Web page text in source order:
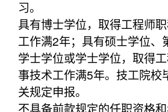
习。
具有博士学位，取得工程师
工作满2年；具有硕士学位、
学士学位或学士学位，取得
事技术工作满5年。技工院校
关规定申报。
不具备前款规定的任职资格